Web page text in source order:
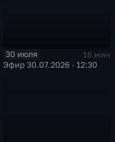
30 июля
16 мин
Эфир 30.07.2026 · 12:30